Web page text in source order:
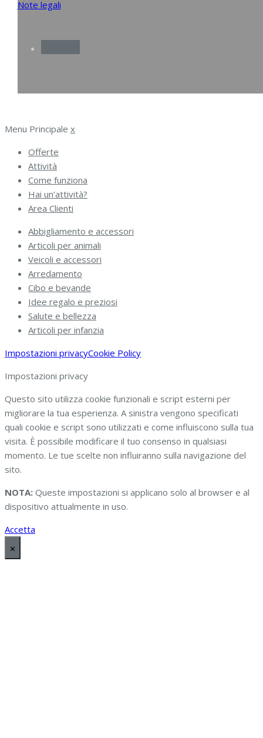
Note legali
Menu Principale x
Offerte
Attività
Come funziona
Hai un’attività?
Area Clienti
Abbigliamento e accessori
Articoli per animali
Veicoli e accessori
Arredamento
Cibo e bevande
Idee regalo e preziosi
Salute e bellezza
Articoli per infanzia
Impostazioni privacyCookie Policy
Impostazioni privacy
Questo sito utilizza cookie funzionali e script esterni per
migliorare la tua esperienza. A sinistra vengono specificati
quali cookie e script sono utilizzati e come influiscono sulla tua
visita. È possibile modificare il tuo consenso in qualsiasi
momento. Le tue scelte non influiranno sulla navigazione del
sito.
NOTA: Queste impostazioni si applicano solo al browser e al
dispositivo attualmente in uso.
Accetta
✕